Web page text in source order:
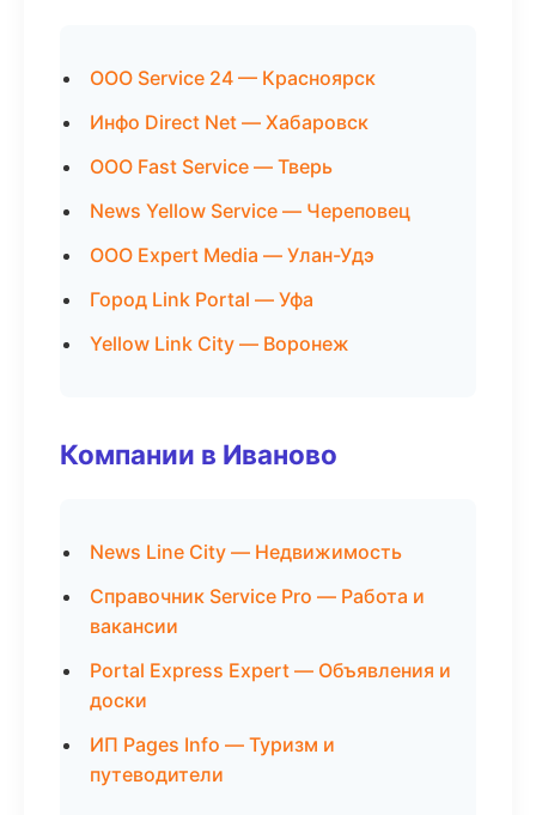
ООО Service 24 — Красноярск
Инфо Direct Net — Хабаровск
ООО Fast Service — Тверь
News Yellow Service — Череповец
ООО Expert Media — Улан-Удэ
Город Link Portal — Уфа
Yellow Link City — Воронеж
Компании в Иваново
News Line City — Недвижимость
Справочник Service Pro — Работа и
вакансии
Portal Express Expert — Объявления и
доски
ИП Pages Info — Туризм и
путеводители